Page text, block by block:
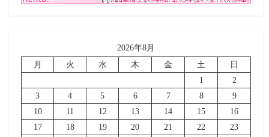
2026年8月
月
火 水 木 金 土
日
1
2
3
4 5 6 7 8
9
10
11 12 13 14 15
16
17
18 19 20 21 22
23